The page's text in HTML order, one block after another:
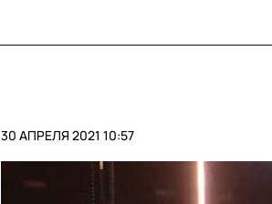
30 АПРЕЛЯ 2021 10:57